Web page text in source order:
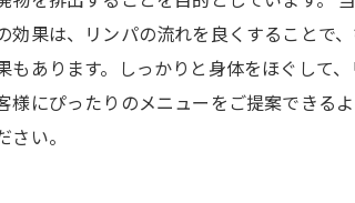
効果は、リンパの流れを良くすることで
もあります。しっかりと身体をほぐして
様にぴったりのメニューをご提案できる
い。